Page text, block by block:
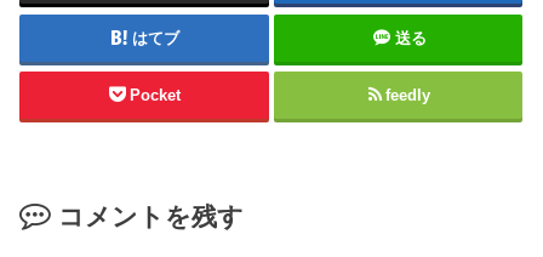
はてブ 送る
Pocket feedly
コメントを残す